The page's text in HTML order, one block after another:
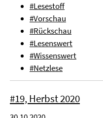
#Lesestoff
#Vorschau
#Rückschau
#Lesenswert
#Wissenswert
#Netzlese
#19, Herbst 2020